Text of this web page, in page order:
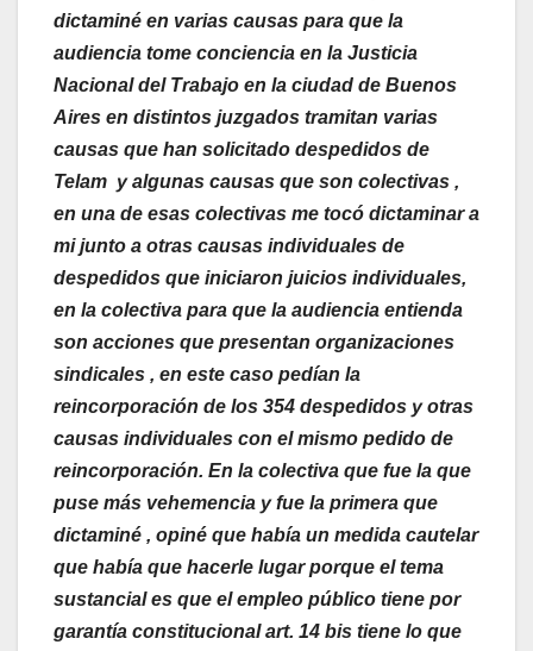
dictaminé en varias causas para que la
audiencia tome conciencia en la Justicia
Nacional del Trabajo en la ciudad de Buenos
Aires en distintos juzgados tramitan varias
causas que han solicitado despedidos de
Telam y algunas causas que son colectivas ,
en una de esas colectivas me tocó dictaminar a
mi junto a otras causas individuales de
despedidos que iniciaron juicios individuales,
en la colectiva para que la audiencia entienda
son acciones que presentan organizaciones
sindicales , en este caso pedían la
reincorporación de los 354 despedidos y otras
causas individuales con el mismo pedido de
reincorporación. En la colectiva que fue la que
puse más vehemencia y fue la primera que
dictaminé , opiné que había un medida cautelar
que había que hacerle lugar porque el tema
sustancial es que el empleo público tiene por
garantía constitucional art. 14 bis tiene lo que